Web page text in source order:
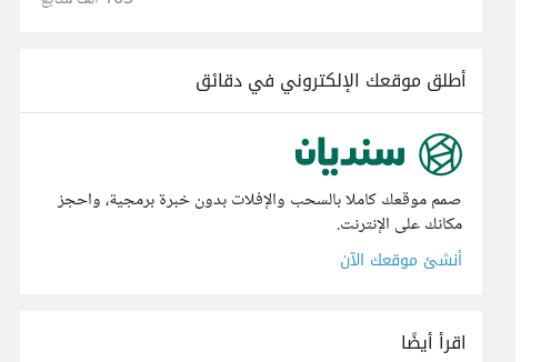
أطلق موقعك الإلكتروني في دقائق
صمم موقعك كاملا بالسحب والإفلات بدون خبرة برمجية، واحجز
مكانك على الإنترنت.
أنشئ موقعك الآن
اقرأ أيضًا